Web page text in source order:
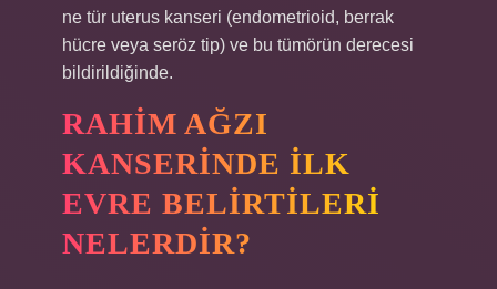
ne tür uterus kanseri (endometrioid, berrak
hücre veya seröz tip) ve bu tümörün derecesi
bildirildiğinde.
RAHIM AĞZI
KANSERINDE ILK
EVRE BELIRTILERI
NELERDIR?